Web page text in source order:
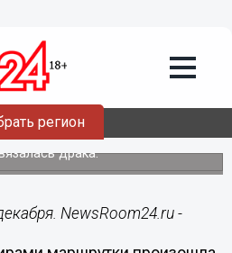
регион
напал на
за отказ уступить
драка.
NewsRoom24.ru -